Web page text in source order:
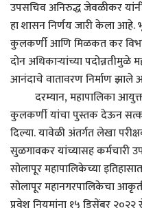
उपसचिव अनिरुद्ध जेवळीकर यांनी
हा शासन निर्णय जारी केला आहे.
कुलकर्णी आणि मिळकत कर
दोन अधिकाऱ्यांच्या पदोन्नतीमुळे
आनंदाचे वातावरण निर्माण झाले
दरम्यान, महापालिका
कुलकर्णी यांचा पुस्तक देऊन
दिल्या. यावेळी अंतर्गत लेखा
सुळगावकर यांच्यासह कर्मचारी
सोलापूर महापालिकेच्या
सोलापूर महानगरपालिकेचा